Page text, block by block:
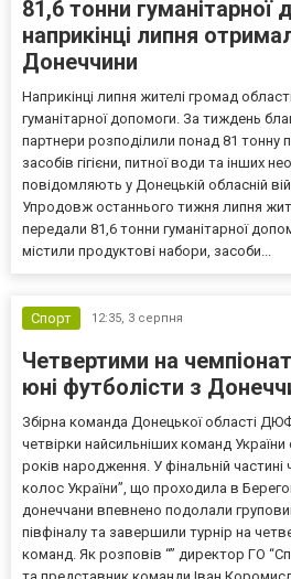
81,6 тонни гуманітарної
наприкінці липня
Донеччини
Наприкінці липня жителі громад
гуманітарної допомоги. За тиждень
партнери розподілили понад 81 тонну
засобів гігієни, питної води та інших
повідомляють у Донецькій обласній
Упродовж останнього тижня липня
передали 81,6 тонни гуманітарної
містили продуктові набори, засоби...
Спорт 12:35, 3 серпня
Четвертими на
юні футболісти з
Збірна команда Донецької області
четвірки найсильніших команд
років народження. У фінальній частині
колос України”, що проходила в
донеччани впевнено подолали
півфіналу та завершили турнір на
команд. Як розповів “” директор ГО